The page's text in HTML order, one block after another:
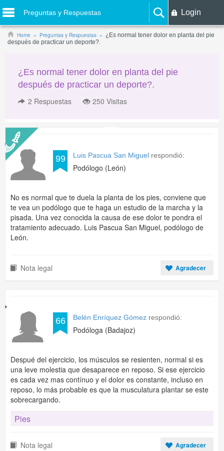
Preguntas y Respuestas Login
Home Preguntas y Respuestas
¿Es normal tener dolor en planta del pie
después de practicar un deporte?.
¿Es normal tener dolor en planta del pie
después de practicar un deporte?.
2 Respuestas 250 Visitas
99 Luis Pascua San Miguel respondió:
Podólogo (León)
No es normal que te duela la planta de los pies, conviene que
te vea un podólogo que te haga un estudio de la marcha y la
pisada. Una vez conocida la causa de ese dolor te pondra el
tratamiento adecuado. Luis Pascua San Miguel, podólogo de
León.
Nota legal Agradecer
66 Belén Enríquez Gómez respondió:
Podóloga (Badajoz)
Despué del ejercicio, los músculos se resienten, normal si es
una leve molestia que desaparece en reposo. Si ese ejercicio
es cada vez mas contínuo y el dolor es constante, incluso en
reposo, lo más probable es que la musculatura plantar se este
sobrecargando.
Pies
Nota legal Agradecer